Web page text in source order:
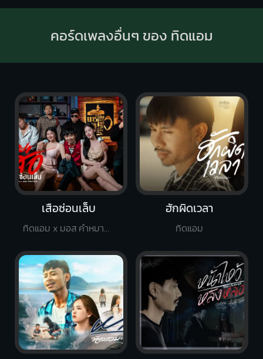
คอร์ดเพลงอื่นๆ ของ ทิดแอม
เสือซ่อนเล็บ
ทิดแอม x มอส คำหมากบิน
ฮักผิดเวลา
ทิดแอม